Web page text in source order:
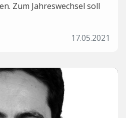
Zum Jahreswechsel soll
17.05.2021